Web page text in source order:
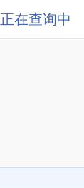
正在查询中